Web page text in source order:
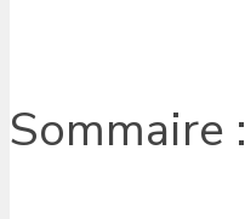
Sommaire :